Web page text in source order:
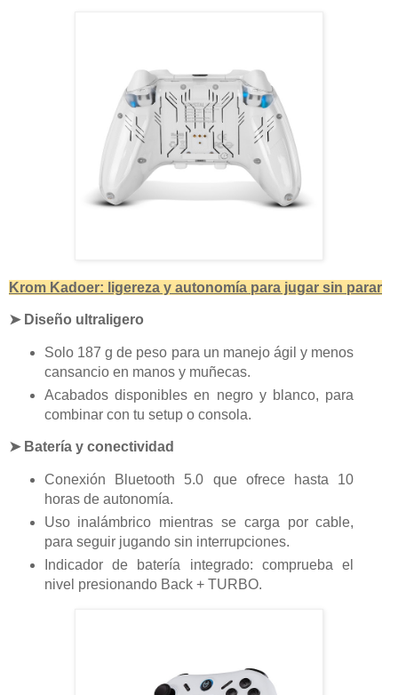
Krom Kadoer: ligereza y autonomía para jugar sin parar
➤ Diseño ultraligero
Solo 187 g de peso para un manejo ágil y menos
cansancio en manos y muñecas.
Acabados disponibles en negro y blanco, para
combinar con tu setup o consola.
➤ Batería y conectividad
Conexión Bluetooth 5.0 que ofrece hasta 10
horas de autonomía.
Uso inalámbrico mientras se carga por cable,
para seguir jugando sin interrupciones.
Indicador de batería integrado: comprueba el
nivel presionando Back + TURBO.